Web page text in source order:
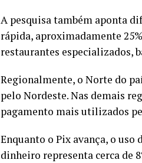
A pesquisa também aponta
rápida, aproximadamente
restaurantes especializados,
Regionalmente, o Norte do
pelo Nordeste. Nas demais
pagamento mais utilizados
Enquanto o Pix avança, o
dinheiro representa cerca de